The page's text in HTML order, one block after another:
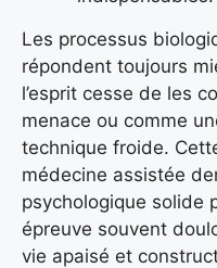
Les processus
répondent toujours
l’esprit cesse de les
menace ou comme
technique froide.
médecine assistée
psychologique solide
épreuve souvent
vie apaisé et